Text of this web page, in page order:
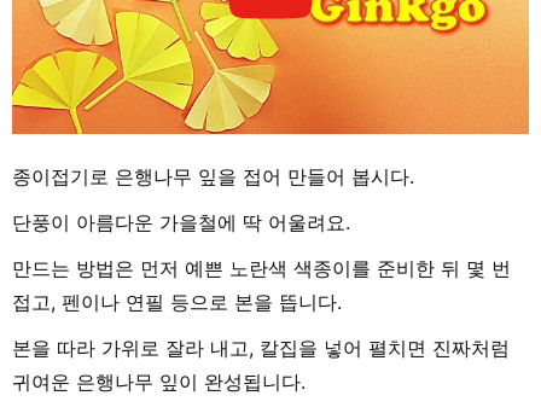
종이접기로 은행나무 잎을 접어 만들어 봅시다.
단풍이 아름다운 가을철에 딱 어울려요.
만드는 방법은 먼저 예쁜 노란색 색종이를 준비한 뒤 몇 번
접고, 펜이나 연필 등으로 본을 뜹니다.
본을 따라 가위로 잘라 내고, 칼집을 넣어 펼치면 진짜처럼
귀여운 은행나무 잎이 완성됩니다.